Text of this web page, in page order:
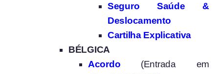
Seguro Saúde &
Deslocamento
Cartilha Explicativa
BÉLGICA
Acordo (Entrada em